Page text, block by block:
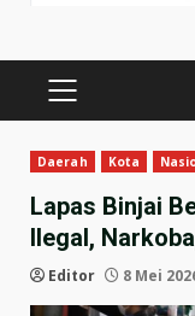
PRIMARY
Daerah Kota
Lapas Binjai
Ilegal,
Editor 8 Mei